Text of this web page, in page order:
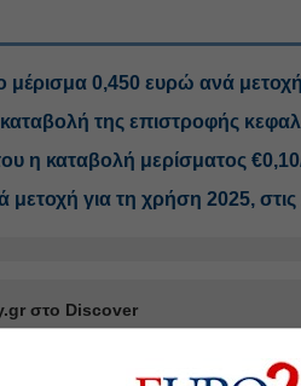
μέρισμα 0,450 ευρώ ανά μετοχή
της επιστροφής
η καταβολή μερίσματος
για τη χρήση 2025,
στο Discover